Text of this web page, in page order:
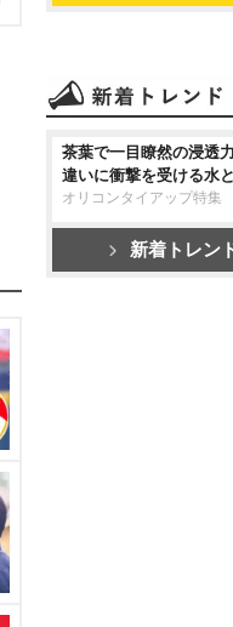
茶葉で一目瞭然の浸透
違いに衝撃を受ける水
オリコンタイアップ特集
新着トレン